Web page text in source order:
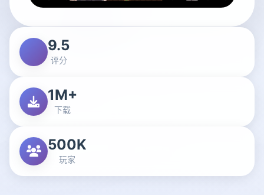
9.5
评分
1M+
下载
500K
玩家